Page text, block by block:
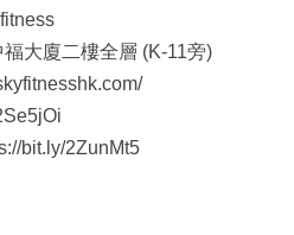
大廈二樓全層 (K-11旁)
bit.ly/2ZunMt5